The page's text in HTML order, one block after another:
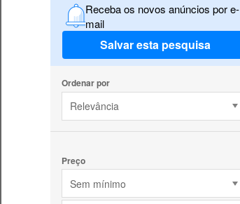
Receba os novos anúncios por e-
mail
Salvar esta pesquisa
Ordenar por
Relevância
Preço
Sem mínimo